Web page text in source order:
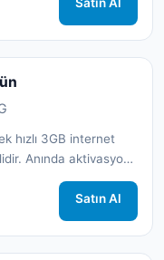
hızlı 3GB internet
Anında aktivasyon
Satın Al